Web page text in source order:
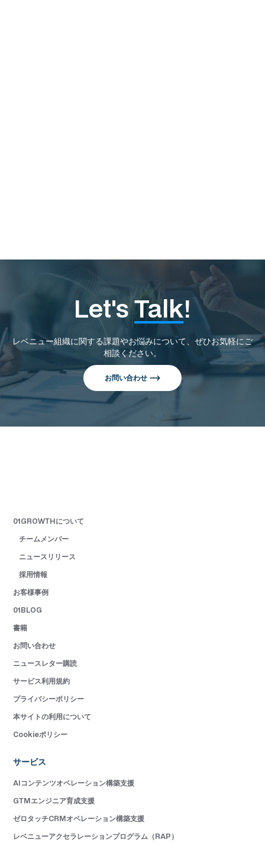
Let'sTalk!
レベニュー組織に関する課題やお悩みについて、ぜひお気軽にご
相談ください。
お問い合わせ
01GROWTHについて
チームメンバー
ニュースリリース
採用情報
お客様事例
01BLOG
書籍
お問い合わせ
ニュースレター購読
サービス利用規約
プライバシーポリシー
本サイトの利用について
Cookieポリシー
サービス
AIコンテンツオペレーション構築支援
GTMエンジニア育成支援
ゼロタッチCRMオペレーション構築支援
レベニューアクセラレーションプログラム（RAP）